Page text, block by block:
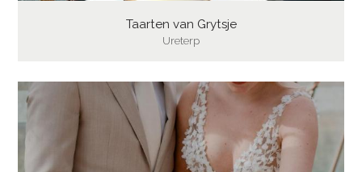
Taarten van Grytsje
Ureterp